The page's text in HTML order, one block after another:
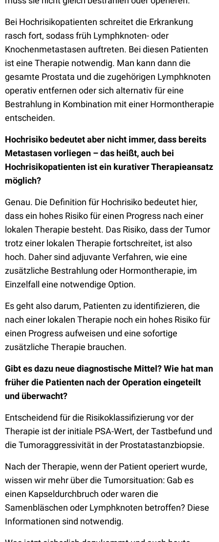
Bei Hochrisikopatienten schreitet die Erkrankung
rasch fort, sodass früh Lymphknoten- oder
Knochenmetastasen auftreten. Bei diesen Patienten
ist eine Therapie notwendig. Man kann dann die
gesamte Prostata und die zugehörigen Lymphknoten
operativ entfernen oder sich alternativ für eine
Bestrahlung in Kombination mit einer Hormontherapie
entscheiden.
Hochrisiko bedeutet aber nicht immer, dass bereits
Metastasen vorliegen – das heißt, auch bei
Hochrisikopatienten ist ein kurativer Therapieansatz
möglich?
Genau. Die Definition für Hochrisiko bedeutet hier,
dass ein hohes Risiko für einen Progress nach einer
lokalen Therapie besteht. Das Risiko, dass der Tumor
trotz einer lokalen Therapie fortschreitet, ist also
hoch. Daher sind adjuvante Verfahren, wie eine
zusätzliche Bestrahlung oder Hormontherapie, im
Einzelfall eine notwendige Option.
Es geht also darum, Patienten zu identifizieren, die
nach einer lokalen Therapie noch ein hohes Risiko für
einen Progress aufweisen und eine sofortige
zusätzliche Therapie brauchen.
Gibt es dazu neue diagnostische Mittel? Wie hat man
früher die Patienten nach der Operation eingeteilt
und überwacht?
Entscheidend für die Risikoklassifizierung vor der
Therapie ist der initiale PSA-Wert, der Tastbefund und
die Tumoraggressivität in der Prostatastanzbiopsie.
Nach der Therapie, wenn der Patient operiert wurde,
wissen wir mehr über die Tumorsituation: Gab es
einen Kapseldurchbruch oder waren die
Samenbläschen oder Lymphknoten betroffen? Diese
Informationen sind notwendig.